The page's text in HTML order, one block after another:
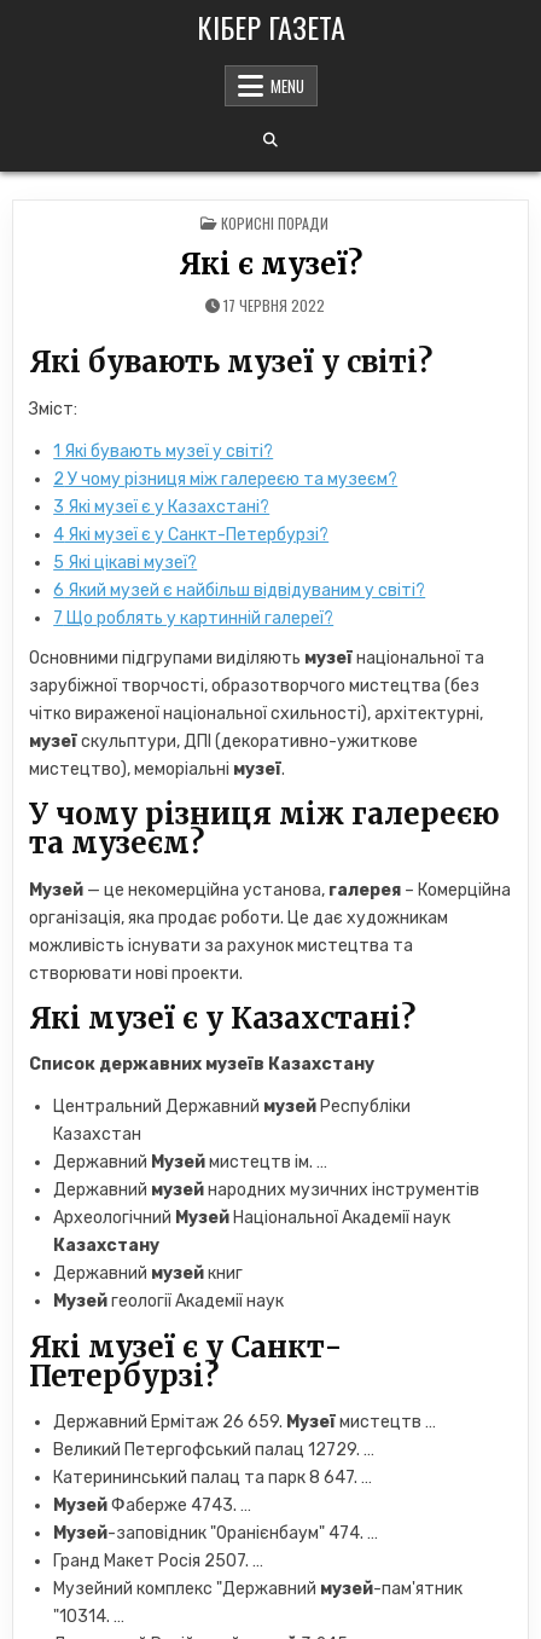
КІБЕР ГАЗЕТА
MENU
POSTED
IN
КОРИСНІ ПОРАДИ
Які є музеї?
17 ЧЕРВНЯ 2022
Які бувають музеї у світі?
Зміст:
1 Які бувають музеї у світі?
2 У чому різниця між галереєю та музеєм?
3 Які музеї є у ​​Казахстані?
4 Які музеї є у ​​Санкт-Петербурзі?
5 Які цікаві музеї?
6 Який музей є найбільш відвідуваним у світі?
7 Що роблять у картинній галереї?
Основними підгрупами виділяють музеїнаціональної та
зарубіжної творчості, образотворчого мистецтва (без
чітко вираженої національної схильності), архітектурні,
музеїскульптури, ДПІ (декоративно-ужиткове
мистецтво), меморіальні музеї.
У чому різниця між галереєю
та музеєм?
Музей — це некомерційна установа, галерея – Комерційна
організація, яка продає роботи. Це дає художникам
можливість існувати за рахунок мистецтва та
створювати нові проекти.
Які музеї є у ​​Казахстані?
Список державних музеїв Казахстану
Центральний Державний музей Республіки
Казахстан
Державний Музеймистецтв ім. …
Державний музейнародних музичних інструментів
Археологічний Музей Національної Академії наук
Казахстану
Державний музейкниг
Музейгеології Академії наук
Які музеї є у ​​Санкт-
Петербурзі?
Державний Ермітаж 26 659. Музеїмистецтв …
Великий Петергофський палац 12729. …
Катерининський палац та парк 8 647. …
МузейФаберже 4743. …
Музей-заповідник "Оранієнбаум" 474. …
Гранд Макет Росія 2507. …
Музейний комплекс "Державний музей-пам'ятник
"10314. …